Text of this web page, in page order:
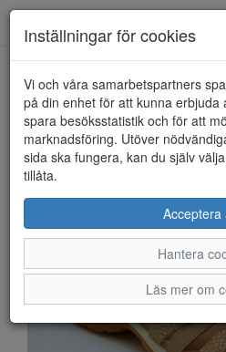
HEM ECCO
Inställningar för cookies
Vi och våra samarbetspartners
på din enhet för att kunna erbjuda
spara besöksstatistik och för att
marknadsföring. Utöver
sida ska fungera, kan du själv
tillåta.
Acceptera
Hantera
Läs mer om